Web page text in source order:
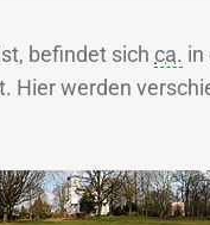
befindet sich ca. in
Hier werden